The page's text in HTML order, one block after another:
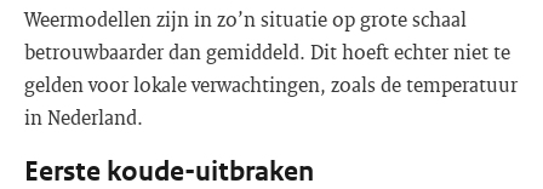
Weermodellen zijn in zo’n situatie op grote schaal
betrouwbaarder dan gemiddeld. Dit hoeft echter niet te
gelden voor lokale verwachtingen, zoals de temperatuur
in Nederland.
Eerste koude-uitbraken